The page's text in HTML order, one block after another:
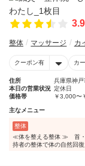
整体 マッサージ カ
クーポン有 カ
住所
兵庫県神
本日の営業状況 定休日
価格帯
￥3,000〜
主なメニュー
整体
≪体を整える整体 ≫ 首・
持者の整体で体の自然回